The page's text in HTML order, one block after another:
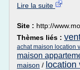
Lire la suite
Site : http://
Thèmes liés :
achat maison location
maison
maison /